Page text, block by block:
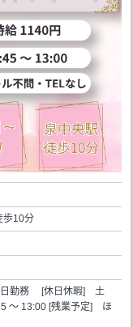
10分
日勤務 [休日休暇] 土
～ 13:00 [残業予定] ほ